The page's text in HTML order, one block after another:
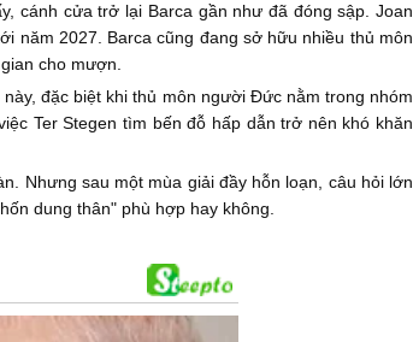
cánh cửa trở lại Barca gần như đã đóng sập. Joan
năm 2027. Barca cũng đang sở hữu nhiều thủ môn
cho mượn.
đặc biệt khi thủ môn người Đức nằm trong nhóm
Ter Stegen tìm bến đỗ hấp dẫn trở nên khó khăn
Nhưng sau một mùa giải đầy hỗn loạn, câu hỏi lớn
dung thân" phù hợp hay không.